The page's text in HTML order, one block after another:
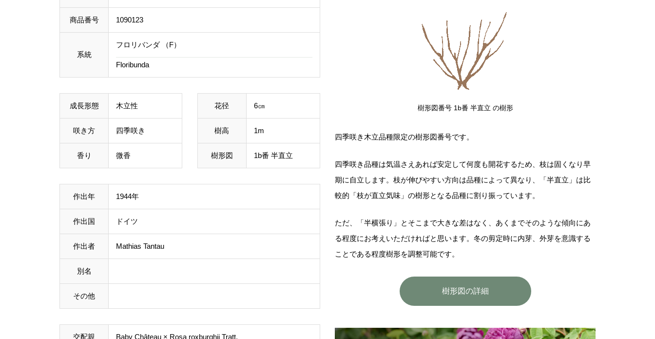
ル到着後にキャンセルを承っております。
事前のお見積もりがご希望の場合は「お問い合
わせフォーム」よりご連絡をお願いいたしま
商品番号 1090123
系統
フロリバンダ （F）
Floribunda
成長形態 木立性
咲き方 四季咲き
香り 微香
花径 6㎝
樹高 1m
樹形図 1b番 半直立
作出年 1944年
作出国 ドイツ
作出者 Mathias Tantau
別名
その他
交配親 Baby Château × Rosa roxburghii Tratt.
樹形図番号 1b番 半直立 の樹形
四季咲き木立品種限定の樹形図番号です。
四季咲き品種は気温さえあれば安定して何度も開花するため、枝は固くなり早
期に自立します。枝が伸びやすい方向は品種によって異なり、「半直立」は比
較的「枝が直立気味」の樹形となる品種に割り振っています。
ただ、「半横張り」とそこまで大きな差はなく、あくまでそのような傾向にあ
る程度にお考えいただければと思います。冬の剪定時に内芽、外芽を意識する
ことである程度樹形を調整可能です。
樹形図の詳細